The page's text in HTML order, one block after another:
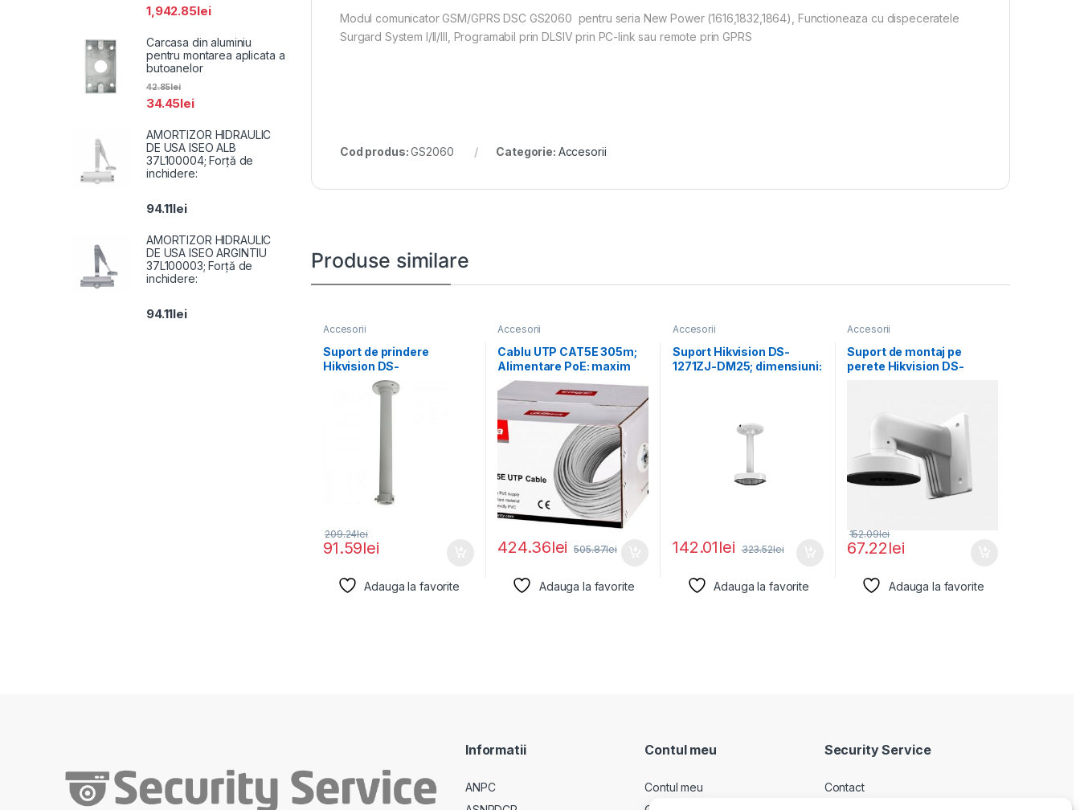
Modul comunicator GSM/GPRS DSC GS2060 pentru seria New Power (1616,1832,1864), Functioneaza cu dispeceratele
Surgard System I/II/III, Programabil prin DLSIV prin PC-link sau remote prin GPRS
Cod produs:GS2060 Categorie: Accesorii
Produse similare
Accesorii
Suport de prindere
Hikvision DS-
1662ZJ;white Aluminum
alloy Φ116.5×500mm
91.59lei
209.24lei
Adauga la favorite
Accesorii
Cablu UTP CAT5E 305m;
Alimentare PoE: maxim
160m, conductor: 0.45*
424.36lei 505.87lei
Adauga la favorite
Accesorii
Suport Hikvision DS-
1271ZJ-DM25; dimensiuni:
142.01lei 323.52lei
Adauga la favorite
Accesorii
Suport de montaj pe
perete Hikvision DS-
67.22lei
152.09lei
Adauga la favorite
1,942.85lei
Carcasa din aluminiu
pentru montarea aplicata a
butoanelor
34.45lei
42.85lei
AMORTIZOR HIDRAULIC
DE USA ISEO ALB
37L100004; Forță de
inchidere:
94.11lei
AMORTIZOR HIDRAULIC
DE USA ISEO ARGINTIU
37L100003; Forță de
inchidere:
94.11lei
Informatii
ANPC
Contul meu
Contul meu
Security Service
Contact